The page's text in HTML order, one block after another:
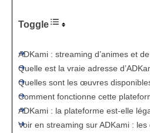
Toggle
ADKami : streaming d’animes et
Quelle est la vraie adresse
Quelles sont les œuvres
Comment fonctionne cette
ADKami : la plateforme est-elle
Voir en streaming sur ADKami :